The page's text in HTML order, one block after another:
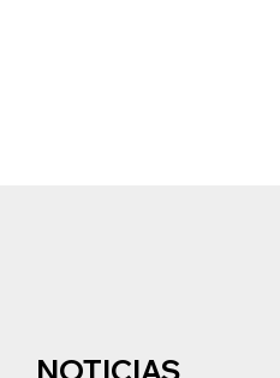
NOTICIAS